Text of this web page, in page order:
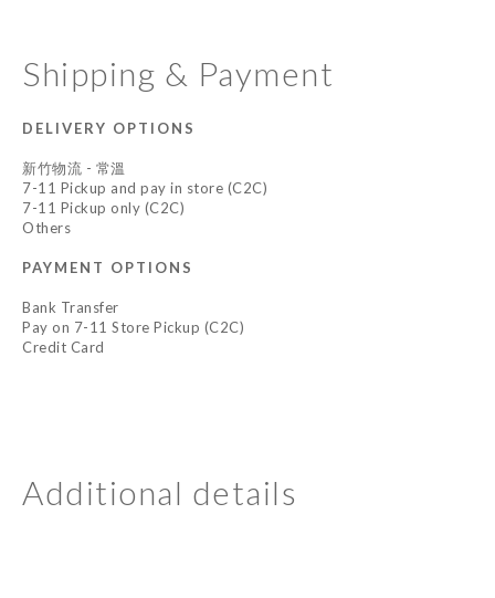
Shipping & Payment
DELIVERY OPTIONS
新竹物流 - 常溫
7-11 Pickup and pay in store (C2C)
7-11 Pickup only (C2C)
Others
PAYMENT OPTIONS
Bank Transfer
Pay on 7-11 Store Pickup (C2C)
Credit Card
Additional details